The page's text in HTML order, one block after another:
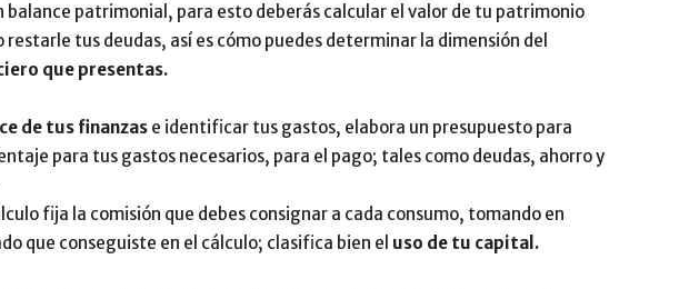
balance patrimonial, para esto deberás calcular el valor de tu patrimonio
restarle tus deudas, así es cómo puedes determinar la dimensión del
que presentas.
de tus finanzas e identificar tus gastos, elabora un presupuesto para
para tus gastos necesarios, para el pago; tales como deudas, ahorro y
fija la comisión que debes consignar a cada consumo, tomando en
que conseguiste en el cálculo; clasifica bien el uso de tu capital.